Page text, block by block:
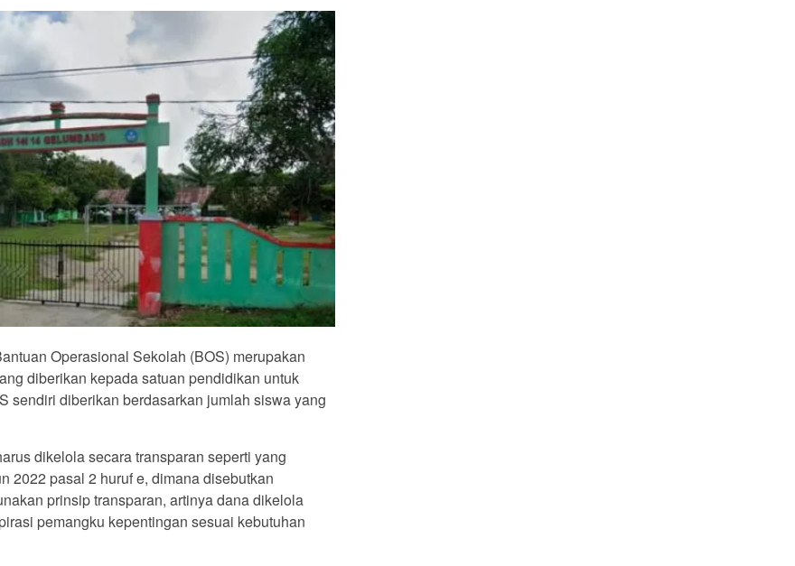
Operasional Sekolah (BOS) merupakan
diberikan kepada satuan pendidikan untuk
sendiri diberikan berdasarkan jumlah siswa yang
dikelola secara transparan seperti yang
2022 pasal 2 huruf e, dimana disebutkan
prinsip transparan, artinya dana dikelola
pemangku kepentingan sesuai kebutuhan